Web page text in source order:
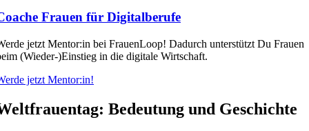
Frauen für Digitalberufe
jetzt Mentor:in bei FrauenLoop! Dadurch unterstützt Du Frauen
(Wieder-)Einstieg in die digitale Wirtschaft.
jetzt Mentor:in!
Bedeutung und Geschichte